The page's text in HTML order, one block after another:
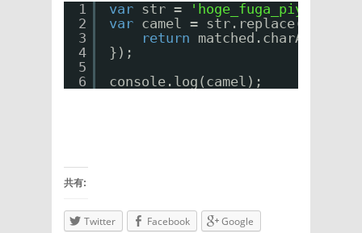
1
2
3
4
5
6
var str = 'hoge_fuga_piyo'
var camel = str.replace(/_./g,
return
});
console.log(camel);
共有:
Twitter Facebook Google